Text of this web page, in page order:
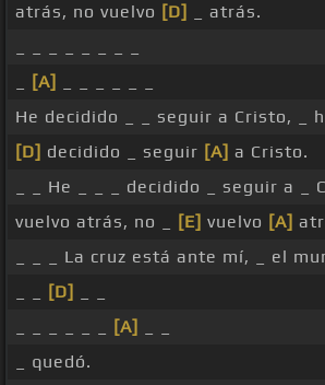
atrás, no vuelvo [D]
_ atrás.
[A]
He decidido _ _ seguir a Cristo, _
[D] decidido _ seguir [A] a Cristo.
_ _ He _ _ _ decidido _ seguir a _
vuelvo atrás, no _
[E] vuelvo [A]
_ _ _ La cruz está ante mí, _ el
[D]
[A]
_ quedó.